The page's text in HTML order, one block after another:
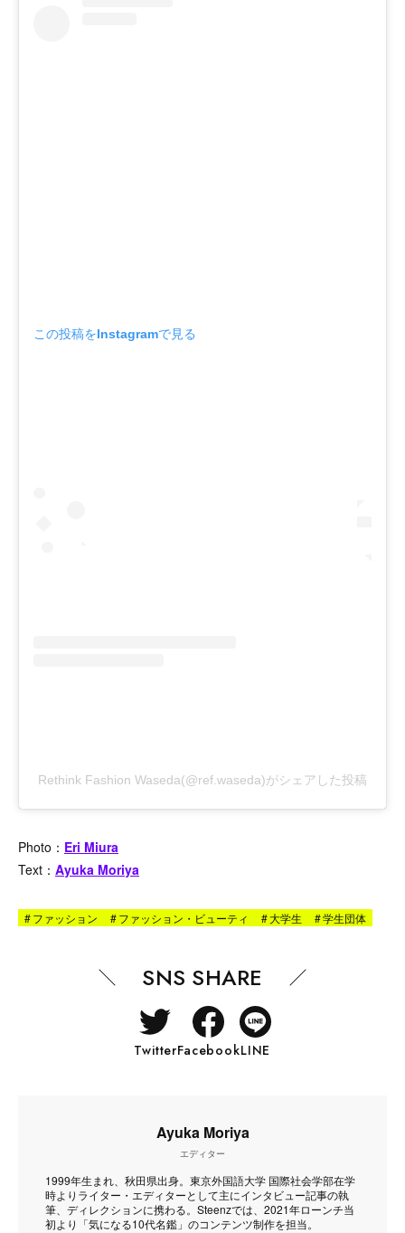
この投稿をInstagramで見る
Rethink Fashion Waseda(@ref.waseda)がシェアした投稿
Photo： Eri Miura
Text： Ayuka Moriya
#ファッション #ファッション・ビューティ #大学生 #学生団体
SNS SHARE
TwitterFacebookLINE
Ayuka Moriya
エディター
1999年生まれ、秋田県出身。東京外国語大学 国際社会学部在学
時よりライター・エディターとして主にインタビュー記事の執
筆、ディレクションに携わる。Steenzでは、2021年ローンチ当
初より「気になる10代名鑑」のコンテンツ制作を担当。